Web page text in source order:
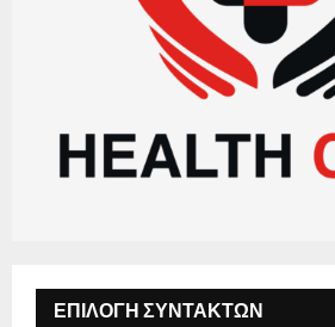
ΕΠΙΛΟΓΗ ΣΥΝΤΑΚΤΩΝ